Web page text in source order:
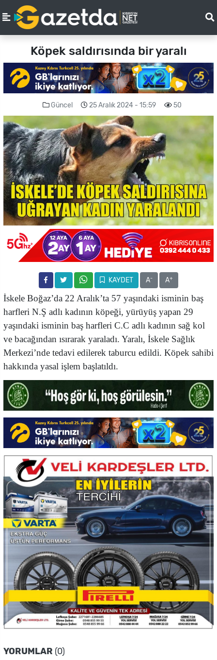
Köpek saldırısında bir yaralı
Güncel 25 Aralık 2024 - 15:59 50
KAYDET A- A+
İskele Boğaz’da 22 Aralık’ta 57 yaşındaki isminin baş
harfleri N.Ş adlı kadının köpeği, yürüyüş yapan 29
yaşındaki isminin baş harfleri C.C adlı kadının sağ kol
ve bacağından ısırarak yaraladı. Yaralı, İskele Sağlık
Merkezi’nde tedavi edilerek taburcu edildi. Köpek sahibi
hakkında yasal işlem başlatıldı.
YORUMLAR (0)